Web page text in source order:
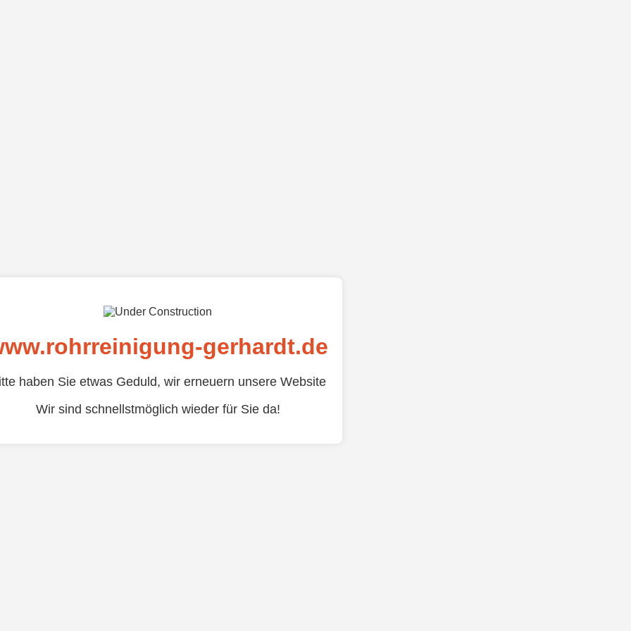
gerhardt.de
haben Sie etwas Geduld, wir erneuern unsere Website
Wir sind schnellstmöglich wieder für Sie da!